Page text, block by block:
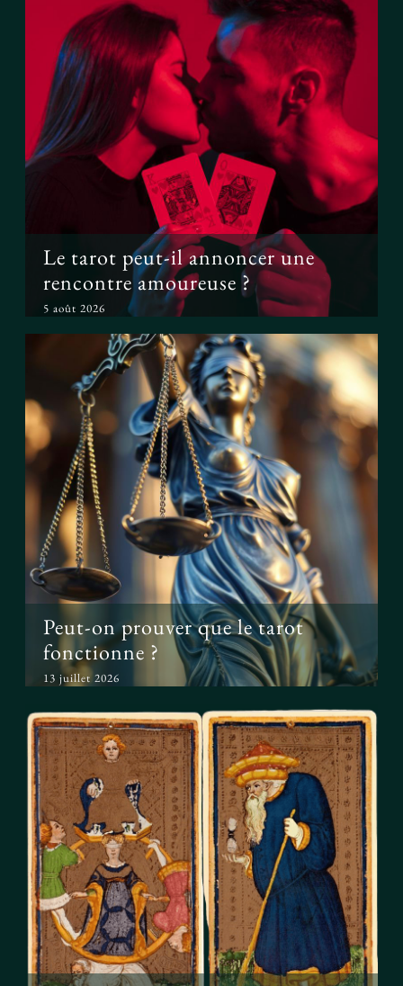
Le tarot peut-il annoncer une
rencontre amoureuse ?
Le tarot peut-il annoncer une
rencontre amoureuse ?
5 août 2026
Peut-on prouver que le tarot
fonctionne ?
Peut-on prouver que le tarot
fonctionne ?
13 juillet 2026
Le tarot avant l’ésotérisme : un
simple jeu ?